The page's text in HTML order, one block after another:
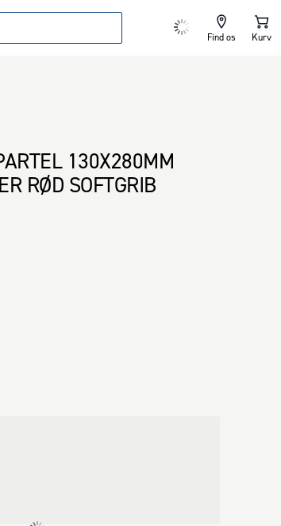
Find os Kurv
130X280MM
RØD SOFTGRIB